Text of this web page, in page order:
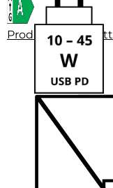
Produktdatenblatt